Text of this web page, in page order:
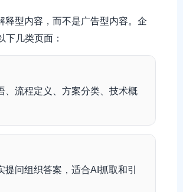
释型内容，而不是广告型内容。企
下几类页面：
、流程定义、方案分类、技术概
提问组织答案，适合AI抓取和引